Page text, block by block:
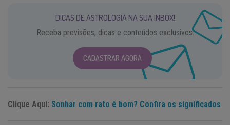
DICAS DE ASTROLOGIA NA SUA INBOX!
Receba previsões, dicas e conteúdos exclusivos.
CADASTRAR AGORA
Clique Aqui: Sonhar com rato é bom? Confira os significados